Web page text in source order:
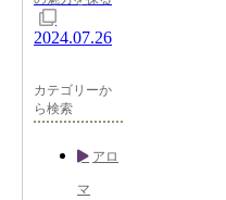
2024.07.26
カテゴリーか
ら検索
アロ
マ